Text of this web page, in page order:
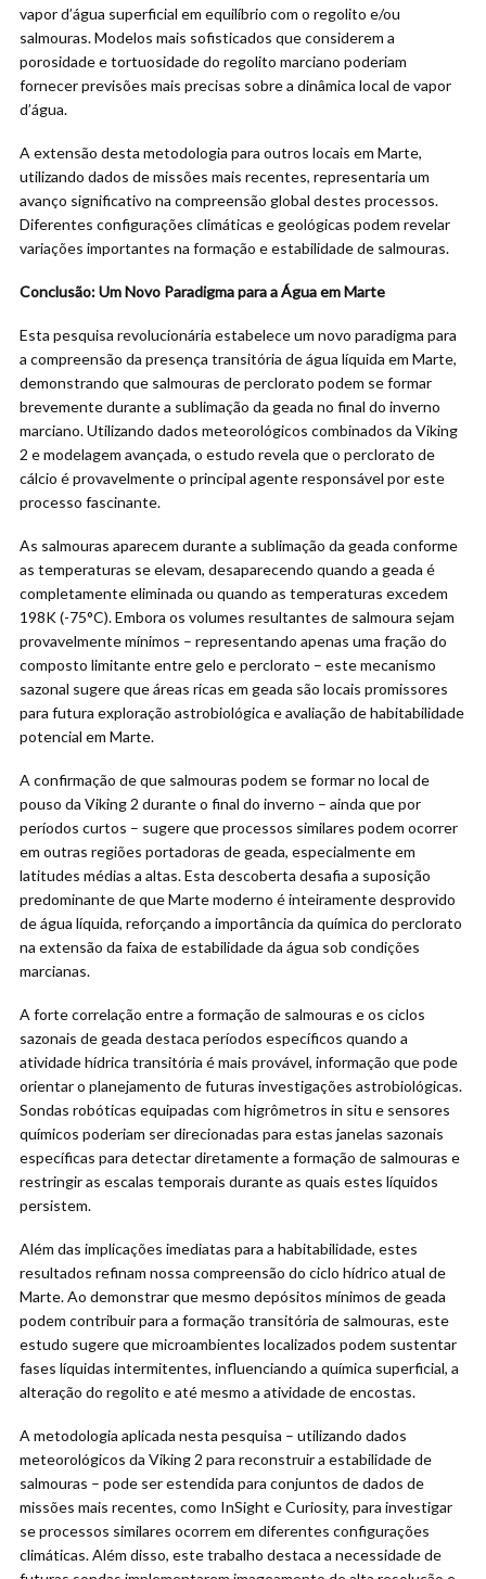
vapor d’água superficial em equilíbrio com o regolito e/ou
salmouras. Modelos mais sofisticados que considerem a
porosidade e tortuosidade do regolito marciano poderiam
fornecer previsões mais precisas sobre a dinâmica local de vapor
d’água.
A extensão desta metodologia para outros locais em Marte,
utilizando dados de missões mais recentes, representaria um
avanço significativo na compreensão global destes processos.
Diferentes configurações climáticas e geológicas podem revelar
variações importantes na formação e estabilidade de salmouras.
Conclusão: Um Novo Paradigma para a Água em Marte
Esta pesquisa revolucionária estabelece um novo paradigma para
a compreensão da presença transitória de água líquida em Marte,
demonstrando que salmouras de perclorato podem se formar
brevemente durante a sublimação da geada no final do inverno
marciano. Utilizando dados meteorológicos combinados da Viking
2 e modelagem avançada, o estudo revela que o perclorato de
cálcio é provavelmente o principal agente responsável por este
processo fascinante.
As salmouras aparecem durante a sublimação da geada conforme
as temperaturas se elevam, desaparecendo quando a geada é
completamente eliminada ou quando as temperaturas excedem
198K (-75°C). Embora os volumes resultantes de salmoura sejam
provavelmente mínimos – representando apenas uma fração do
composto limitante entre gelo e perclorato – este mecanismo
sazonal sugere que áreas ricas em geada são locais promissores
para futura exploração astrobiológica e avaliação de habitabilidade
potencial em Marte.
A confirmação de que salmouras podem se formar no local de
pouso da Viking 2 durante o final do inverno – ainda que por
períodos curtos – sugere que processos similares podem ocorrer
em outras regiões portadoras de geada, especialmente em
latitudes médias a altas. Esta descoberta desafia a suposição
predominante de que Marte moderno é inteiramente desprovido
de água líquida, reforçando a importância da química do perclorato
na extensão da faixa de estabilidade da água sob condições
marcianas.
A forte correlação entre a formação de salmouras e os ciclos
sazonais de geada destaca períodos específicos quando a
atividade hídrica transitória é mais provável, informação que pode
orientar o planejamento de futuras investigações astrobiológicas.
Sondas robóticas equipadas com higrômetros in situ e sensores
químicos poderiam ser direcionadas para estas janelas sazonais
específicas para detectar diretamente a formação de salmouras e
restringir as escalas temporais durante as quais estes líquidos
persistem.
Além das implicações imediatas para a habitabilidade, estes
resultados refinam nossa compreensão do ciclo hídrico atual de
Marte. Ao demonstrar que mesmo depósitos mínimos de geada
podem contribuir para a formação transitória de salmouras, este
estudo sugere que microambientes localizados podem sustentar
fases líquidas intermitentes, influenciando a química superficial, a
alteração do regolito e até mesmo a atividade de encostas.
A metodologia aplicada nesta pesquisa – utilizando dados
meteorológicos da Viking 2 para reconstruir a estabilidade de
salmouras – pode ser estendida para conjuntos de dados de
missões mais recentes, como InSight e Curiosity, para investigar
se processos similares ocorrem em diferentes configurações
climáticas. Além disso, este trabalho destaca a necessidade de